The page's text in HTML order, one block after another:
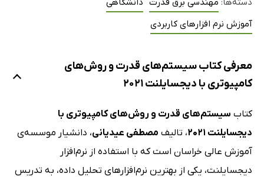
دسته‌ها: مهندسی برق قدرت دانشگاهی
آموزش نرم افزارهای کاربردی
معرفی کتاب سیستم‌های قدرت و روش‌های
کامپیوتری با دیجسایلنت 2021
کتاب سیستم‌های قدرت و روش‌های کامپیوتری با
دیجسایلنت 2021
، تالیف مصطفی عیدیانی، دانشیار موسسه‌ی
آموزش عالی خراسان است که با استفاده از نرم‌افزار
دیجسایلنت، یکی از بهترین نرم‌افزارهای تحلیل داده، به تدریس